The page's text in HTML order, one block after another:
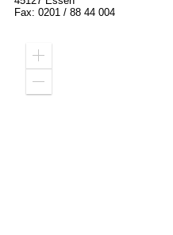
Fax: 0201 / 88 44 004
Zoom